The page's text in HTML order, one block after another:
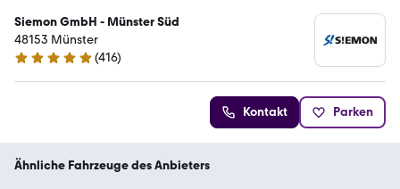
Siemon GmbH - Münster Süd
48153 Münster
4.8 Sterne
(416)
Kontakt Parken
Ähnliche Fahrzeuge des Anbieters